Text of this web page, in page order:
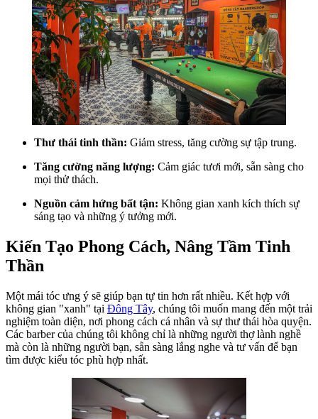
Thư thái tinh thần: Giảm stress, tăng cường sự tập trung.
Tăng cường năng lượng: Cảm giác tươi mới, sẵn sàng cho
mọi thử thách.
Nguồn cảm hứng bất tận: Không gian xanh kích thích sự
sáng tạo và những ý tưởng mới.
Kiến Tạo Phong Cách, Nâng Tầm Tinh
Thần
Một mái tóc ưng ý sẽ giúp bạn tự tin hơn rất nhiều. Kết hợp với
không gian "xanh" tại Đông Tây, chúng tôi muốn mang đến một trải
nghiệm toàn diện, nơi phong cách cá nhân và sự thư thái hòa quyện.
Các barber của chúng tôi không chỉ là những người thợ lành nghề
mà còn là những người bạn, sẵn sàng lắng nghe và tư vấn để bạn
tìm được kiểu tóc phù hợp nhất.